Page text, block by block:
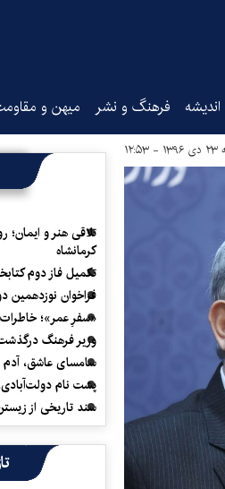
فرهنگ و نشر میهن و
تلاقی هنر و ایمان؛
کرمانشاه
تکمیل فاز دوم
فراخوان نوزدهمین
«سفرِ عمر»؛ خاطرات
وزیر فرهنگ
سامسای عاشق،
پشت نام
سند تاریخی از